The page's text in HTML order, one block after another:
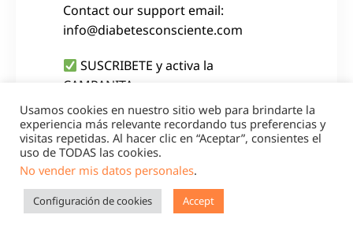
Contact our support email:
info@diabetesconsciente.com
SUSCRIBETE y activa la
CAMPANITA:
https://link.eaction-sk.com/youtube-
diab-consciente
BLOG:
https://link.eaction-sk.com/blog-
Usamos cookies en nuestro sitio web para brindarte la
experiencia más relevante recordando tus preferencias y
visitas repetidas. Al hacer clic en “Aceptar”, consientes el
uso de TODAS las cookies.
No vender mis datos personales.
Configuración de cookies Accept